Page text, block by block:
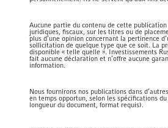
Aucune partie du contenu de cette
juridiques, fiscaux, sur les titres ou de
plus d’une opinion concernant la pertinence
sollicitation de quelque type que ce soit. La
disponible « telle quelle ». Investissements
fait aucune déclaration et n’offre aucune
information.
Nous fournirons nos publications dans
en temps opportun, selon les spécifications
longueur du document, format requis).